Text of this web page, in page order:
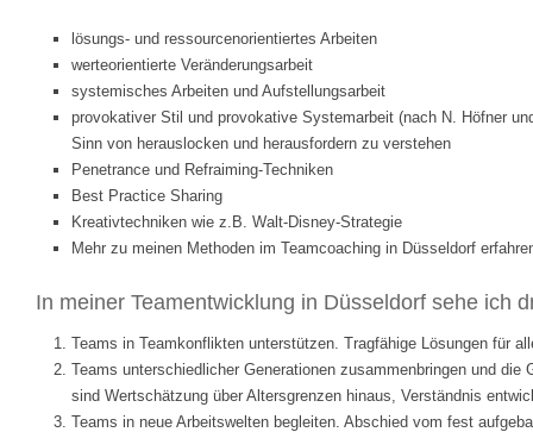
lösungs- und ressourcenorientiertes Arbeiten
werteorientierte Veränderungsarbeit
systemisches Arbeiten und Aufstellungsarbeit
provokativer Stil und provokative Systemarbeit (nach N. Höfner
Sinn von herauslocken und herausfordern zu verstehen
Penetrance und Refraiming-Techniken
Best Practice Sharing
Kreativtechniken wie z.B. Walt-Disney-Strategie
Mehr zu meinen Methoden im Teamcoaching in Düsseldorf
In meiner Teamentwicklung in Düsseldorf sehe ich
Teams in Teamkonflikten unterstützen. Tragfähige Lösungen für
Teams unterschiedlicher Generationen zusammenbringen und
sind Wertschätzung über Altersgrenzen hinaus, Verständnis
Teams in neue Arbeitswelten begleiten. Abschied vom fest